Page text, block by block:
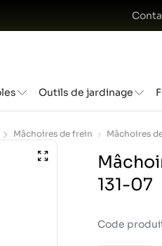
Outils de jardinage
Mâchoires de frein
131-07
Code